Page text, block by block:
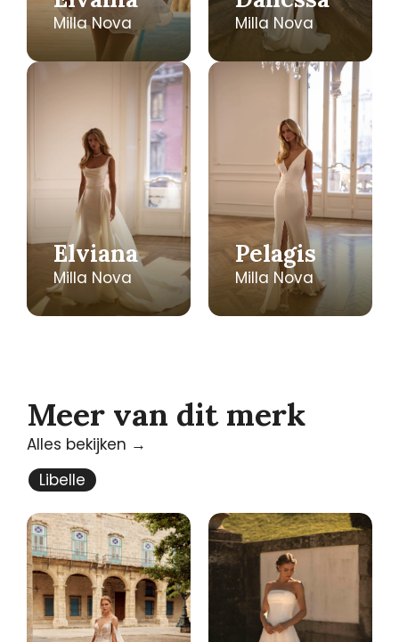
Milla Nova Milla Nova
Elviana
Milla Nova
Pelagis
Milla Nova
Meer van dit merk
Alles bekijken →
Libelle